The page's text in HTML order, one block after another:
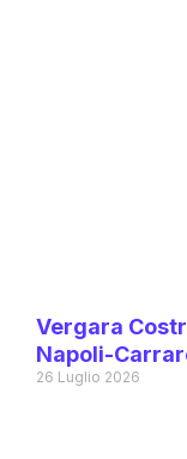
Vergara
Napoli-
26 Luglio 2026